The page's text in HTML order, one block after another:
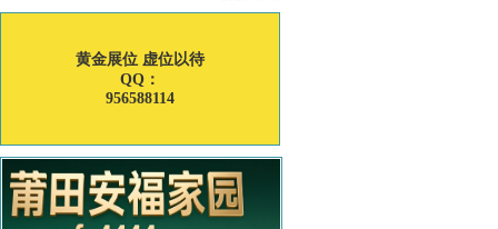
黄金展位 虚位以待
QQ：
956588114